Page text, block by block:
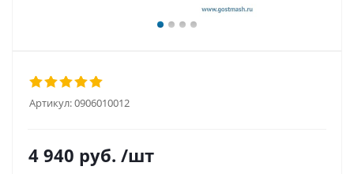
Артикул:0906010012
4 940 руб. /шт